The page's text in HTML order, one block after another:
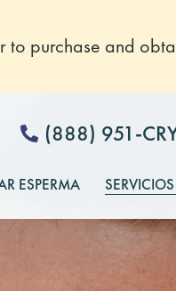
purchase and
(888) 951-
ESPERMA